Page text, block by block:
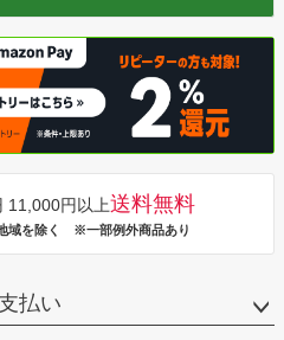
11,000円以上送料無料
域を除く ※一部例外商品あり
払い